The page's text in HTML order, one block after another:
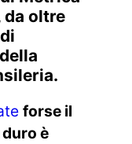
da oltre
forse il
è